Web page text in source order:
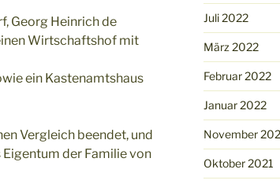
Georg Heinrich de
Wirtschaftshof mit
ein Kastenamtshaus
Vergleich beendet, und
der Familie von
Juli 2022
März 2022
Februar 2022
Januar 2022
November
Oktober 2021